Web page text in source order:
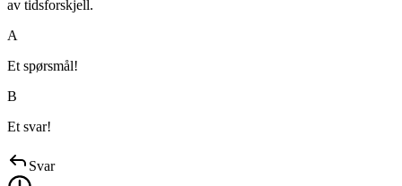
av tidsforskjell.
A
Et spørsmål!
B
Et svar!
Svar